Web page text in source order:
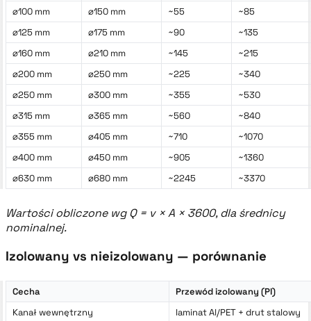
⌀100 mm
⌀150 mm ~55
~85
⌀125 mm
⌀175 mm ~90
~135
⌀160 mm
⌀210 mm ~145
~215
⌀200 mm
⌀250 mm ~225
~340
⌀250 mm
⌀300 mm ~355
~530
⌀315 mm
⌀365 mm ~560
~840
⌀355 mm
⌀405 mm ~710
~1070
⌀400 mm
⌀450 mm ~905
~1360
⌀630 mm
⌀680 mm ~2245 ~3370
Wartości obliczone wg Q = v × A × 3600, dla średnicy
nominalnej.
Izolowany vs nieizolowany — porównanie
Cecha
Przewód izolowany (PI)
Kanał wewnętrzny
laminat Al/PET + drut stalowy